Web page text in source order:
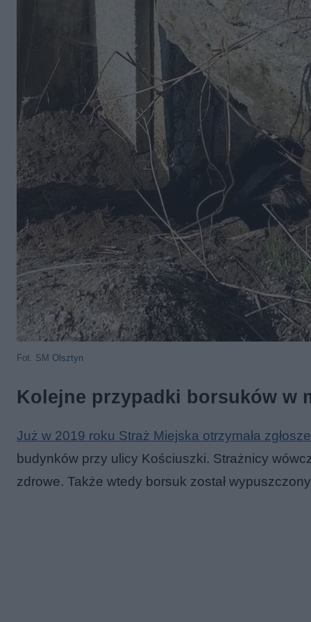
Fot. SM Olsztyn
Kolejne przypadki borsuków w
Już w 2019 roku Straż Miejska otrzymała
budynków przy ulicy Kościuszki. Strażnicy
zdrowe. Także wtedy borsuk został